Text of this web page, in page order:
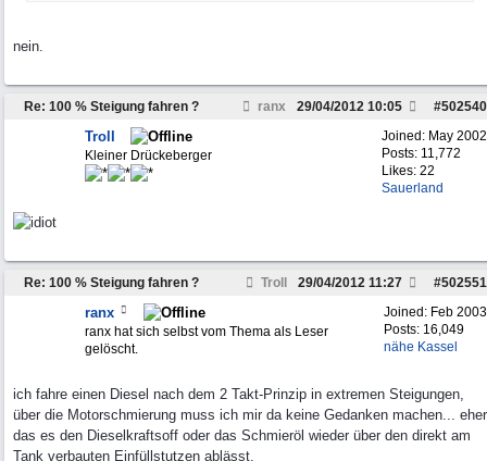
nein.
Re: 100 % Steigung fahren ? ranx #502540
29/04/2012 10:05
Joined: May 2002
Posts: 11,772
Likes: 22
Sauerland
Troll
Kleiner Drückeberger
Re: 100 % Steigung fahren ? Troll #502551
29/04/2012 11:27
Joined: Feb 2003
Posts: 16,049
nähe Kassel
ranx
ranx hat sich selbst vom Thema als Leser
gelöscht.
ich fahre einen Diesel nach dem 2 Takt-Prinzip in extremen Steigungen,
über die Motorschmierung muss ich mir da keine Gedanken machen... eher
das es den Dieselkraftsoff oder das Schmieröl wieder über den direkt am
Tank verbauten Einfüllstutzen ablässt.